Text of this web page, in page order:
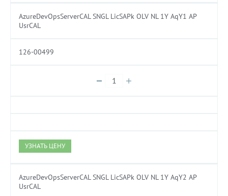
AzureDevOpsServerCAL SNGL LicSAPk OLV NL 1Y AqY1 AP
UsrCAL
126-00499
УЗНАТЬ ЦЕНУ
AzureDevOpsServerCAL SNGL LicSAPk OLV NL 1Y AqY2 AP
UsrCAL